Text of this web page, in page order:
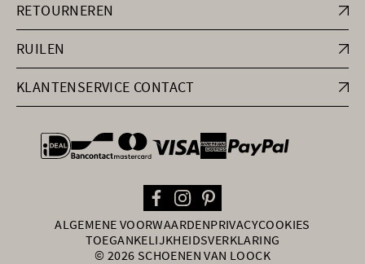
RETOURNEREN
RUILEN
KLANTENSERVICE CONTACT
general.paymentOptions
ALGEMENE VOORWAARDENPRIVACYCOOKIES
TOEGANKELIJKHEIDSVERKLARING
© 2026 SCHOENEN VAN LOOCK